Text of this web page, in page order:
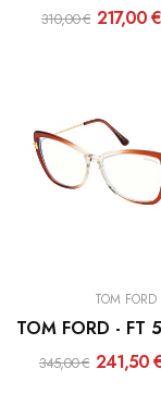
310,00 € 217,00 €
TOM FORD
345,00 € 241,50